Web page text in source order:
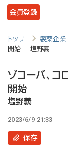
メ
イ
ン
テ
ン
ツ
に
会員登録
トップ 製薬企業
開始 塩野義
ゾコーバ、
開始
塩野義
2023/6/9 21:33
保存